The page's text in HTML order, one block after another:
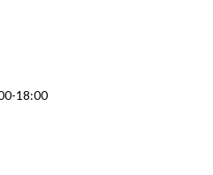
18:00